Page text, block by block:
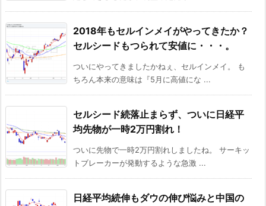
2018年もセルインメイがやってきたか？
セルシードもつられて安値に・・・。
ついにやってきましたかねぇ、セルインメイ。 も
ちろん本来の意味は『5月に高値にな ...
セルシード続落止まらず、ついに日経平
均先物が一時2万円割れ！
ついに先物で一時2万円割れしましたね。 サーキッ
トブレーカーが発動するような急激 ...
日経平均続伸もダウの伸び悩みと中国の